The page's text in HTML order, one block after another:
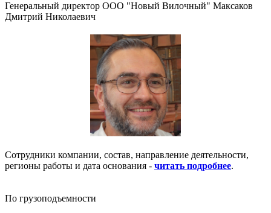
Генеральный директор ООО "Новый Вилочный" Максаков
Дмитрий Николаевич
Сотрудники компании, состав, направление деятельности,
регионы работы и дата основания - читать подробнее.
По грузоподъемности